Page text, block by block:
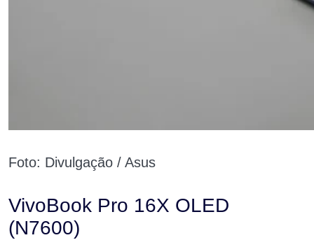
Foto: Divulgação / Asus
VivoBook Pro 16X OLED
(N7600)